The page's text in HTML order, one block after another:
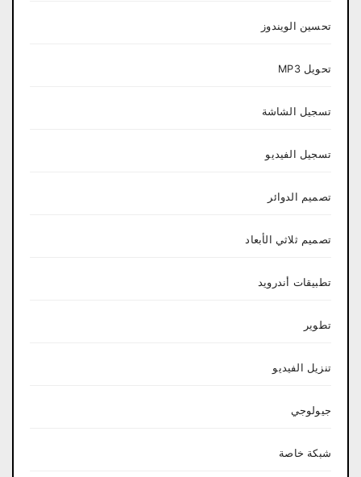
تحسين الويندوز
تحويل MP3
تسجيل الشاشة
تسجيل الفيديو
تصميم الدوائر
تصميم ثلاثي الأبعاد
تطبيقات أندرويد
تطوير
تنزيل الفيديو
جيولوجي
شبكة خاصة